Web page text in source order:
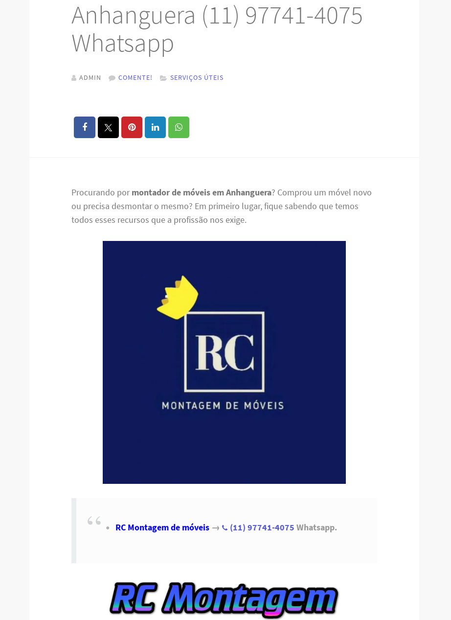
Anhanguera (11) 97741-4075
Whatsapp
ADMIN COMENTE! SERVIÇOS ÚTEIS
Procurando por montador de móveis em Anhanguera? Comprou um móvel novo
ou precisa desmontar o mesmo? Em primeiro lugar, fique sabendo que temos
todos esses recursos que a profissão nos exige.
RC Montagem de móveis→ (11) 97741-4075 Whatsapp.